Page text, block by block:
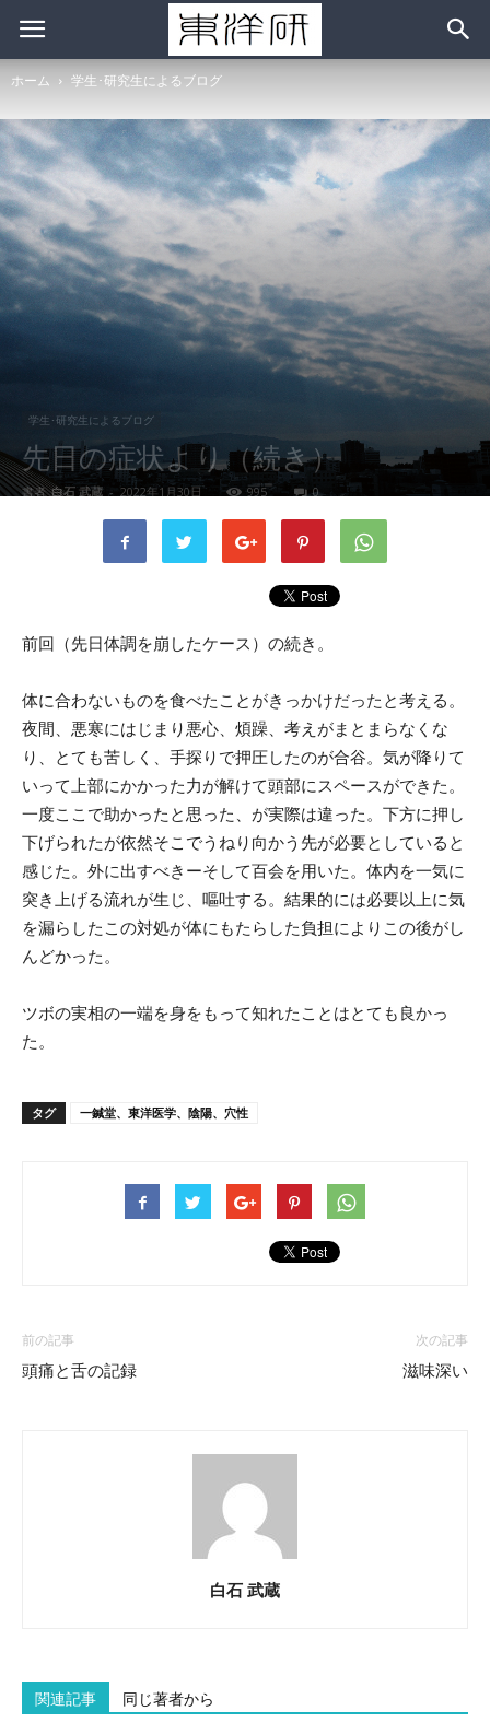
ホーム 学生･研究生によるブログ
学生･研究生によるブログ
先日の症状より（続き）
書者 白石 武蔵 - 2022年1月30日 995 0
前回（先日体調を崩したケース）の続き。
体に合わないものを食べたことがきっかけだったと考える。
夜間、悪寒にはじまり悪心、煩躁、考えがまとまらなくな
り、とても苦しく、手探りで押圧したのが合谷。気が降りて
いって上部にかかった力が解けて頭部にスペースができた。
一度ここで助かったと思った、が実際は違った。下方に押し
下げられたが依然そこでうねり向かう先が必要としていると
感じた。外に出すべきーそして百会を用いた。体内を一気に
突き上げる流れが生じ、嘔吐する。結果的には必要以上に気
を漏らしたこの対処が体にもたらした負担によりこの後がし
んどかった。
ツボの実相の一端を身をもって知れたことはとても良かっ
た。
タグ 一鍼堂、東洋医学、陰陽、穴性
前の記事
頭痛と舌の記録
次の記事
滋味深い
白石 武蔵
関連記事 同じ著者から